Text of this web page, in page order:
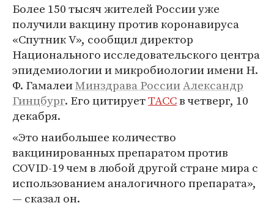
Более 150 тысяч жителей России уже
получили вакцину против коронавируса
«Спутник V», сообщил директор
Национального исследовательского центра
эпидемиологии и микробиологии имени Н.
Ф. ГамалеиМинздрава РоссииАлександр
Гинцбург. Его цитируетТАССв четверг, 10
декабря.
«Это наибольшее количество
вакцинированных препаратом против
COVID-19 чем в любой другой стране мира с
использованием аналогичного препарата»,
— сказал он.